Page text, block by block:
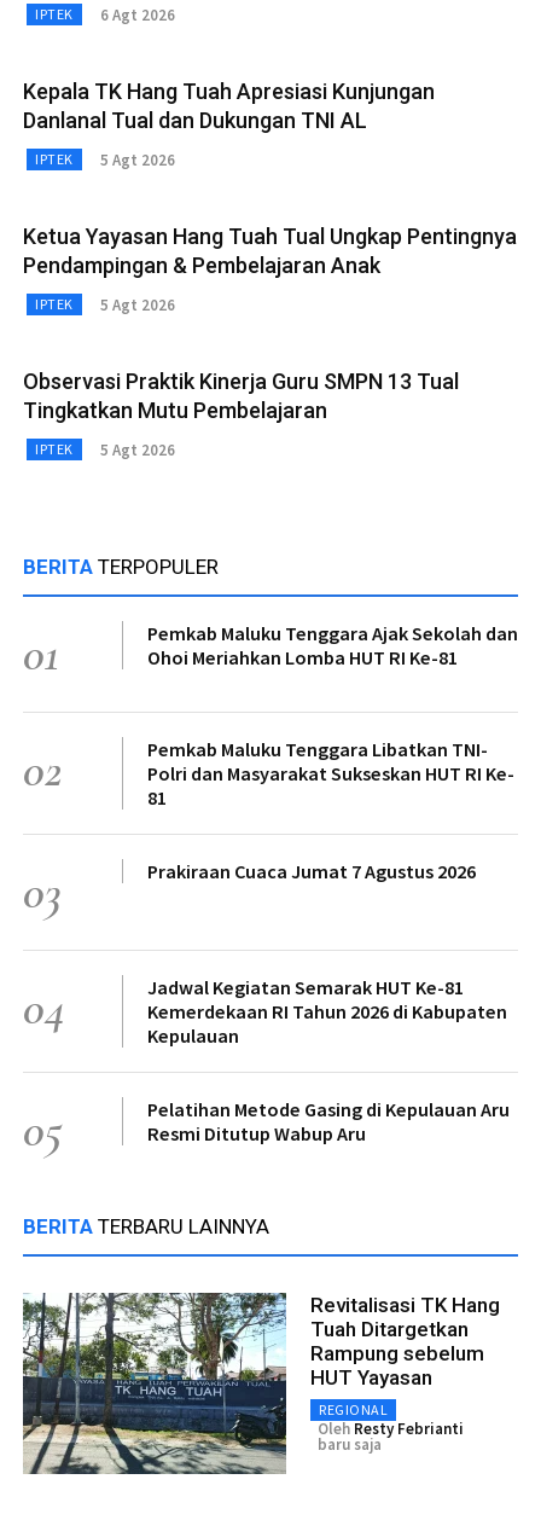
IPTEK 6 Agt 2026
Kepala TK Hang Tuah Apresiasi Kunjungan
Danlanal Tual dan Dukungan TNI AL
IPTEK 5 Agt 2026
Ketua Yayasan Hang Tuah Tual Ungkap Pentingnya
Pendampingan & Pembelajaran Anak
IPTEK 5 Agt 2026
Observasi Praktik Kinerja Guru SMPN 13 Tual
Tingkatkan Mutu Pembelajaran
IPTEK 5 Agt 2026
BERITA TERPOPULER
01
Pemkab Maluku Tenggara Ajak Sekolah dan
Ohoi Meriahkan Lomba HUT RI Ke-81
02
Pemkab Maluku Tenggara Libatkan TNI-
Polri dan Masyarakat Sukseskan HUT RI Ke-
81
03 Prakiraan Cuaca Jumat 7 Agustus 2026
04
Jadwal Kegiatan Semarak HUT Ke-81
Kemerdekaan RI Tahun 2026 di Kabupaten
Kepulauan
05
Pelatihan Metode Gasing di Kepulauan Aru
Resmi Ditutup Wabup Aru
BERITA TERBARU LAINNYA
Revitalisasi TK Hang
Tuah Ditargetkan
Rampung sebelum
HUT Yayasan
REGIONAL
Oleh Resty Febrianti
baru saja